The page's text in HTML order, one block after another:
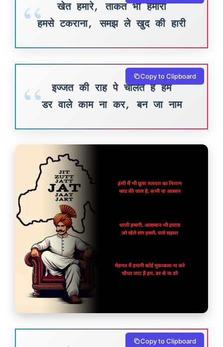
खेत हमारे, ताकत भी हमारी
हमसे टकराना, समझ ले खुद की हारी
इज्जत की राह पे चालते हैं हम
डर वाले काम ना कर, बन जा नाम
Copy to Clipboard
Copy to Clipboard